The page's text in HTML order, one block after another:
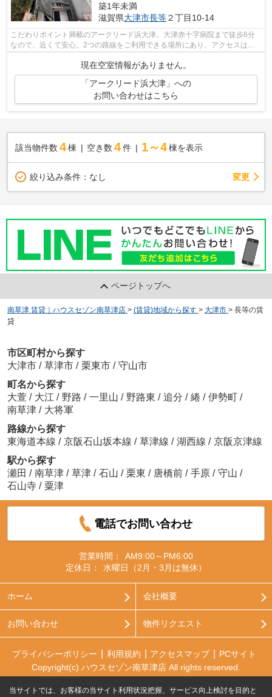
築1年未満
滋賀県大津市長等２丁目10-14
こだわりポイント満載のアークリード浜大津。大津赤十字病院まで徒歩6分
なので、近くて安心。2つの路線をご利用できる場所にあり、アクセスはと
ても便利です。高ニーズである、陽当り...
現在空室情報がありません。
「アークリード浜大津」への
お問い合わせはこちら
該当物件数 4棟 空き数 4 件 1～4 棟を表示
絞り込み条件： なし 変更
ページトップへ
南草津 賃貸｜ハウスセゾン南草津店 > (賃貸)地域から探す > 大津市 > 長等の賃
貸
市区町村から探す
大津市 / 草津市 / 栗東市 / 守山市
町名から探す
大萱 / 大江 / 野路 / 一里山 / 野路東 / 追分 / 綣 / 伊勢町 /
南草津 / 大将軍
路線から探す
東海道本線 / 京阪石山坂本線 / 草津線 / 湖西線 / 京阪京津線
駅から探す
瀬田 / 南草津 / 草津 / 石山 / 栗東 / 唐橋前 / 手原 / 守山 /
石山寺 / 粟津
電話でお問い合わせ
営業時間：
AM9:00～PM6:00
定休日：
水曜日（2月・3月は無休）
ホーム 会社概要
お問い合わせ 物件リクエスト
プライバシーポリシー 利用規約 アクセスマップ
PCサイト
Copyright(c) ハウスセゾン南草津店 All rights reserved.
当サイトでは、お客様の当サイト利用状況把握、サービス向上検討を目的と